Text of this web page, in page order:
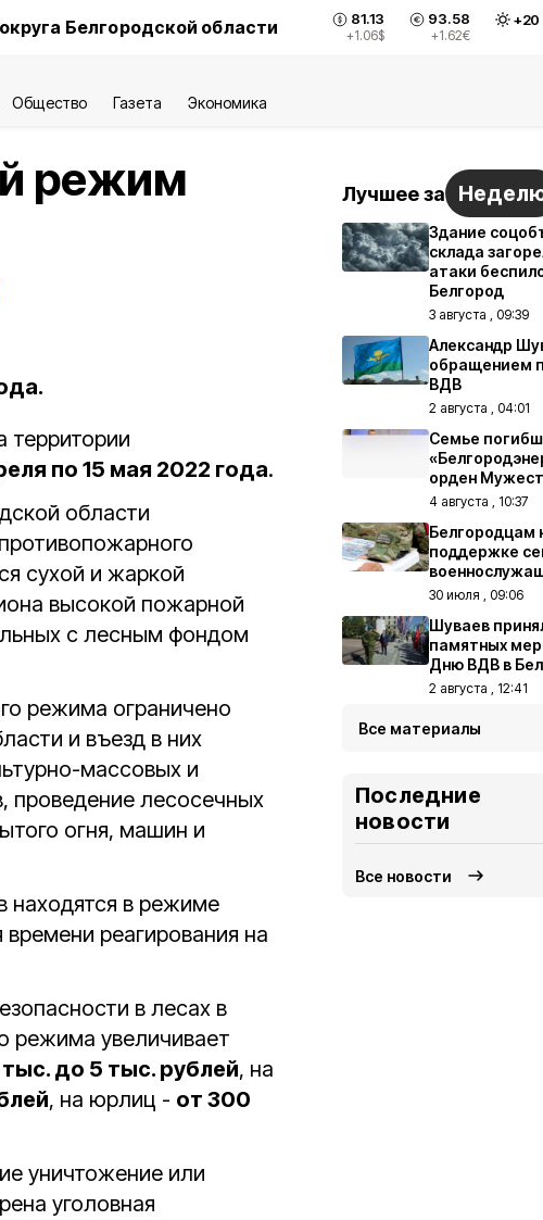
Белгородской области 81.13
+1.06$
93.58
+1.62€
+20
Общество Газета Экономика
режим
по 15 мая 2022 года.
области
сухой и жаркой
высокой пожарной
с лесным фондом
режима ограничено
и въезд в них
массовых и
проведение лесосечных
огня, машин и
находятся в режиме
реагирования на
в лесах в
режима увеличивает
до 5 тыс. рублей, на
, на юрлиц - от 300
уничтожение или
уголовная
Лучшее за
Здание
склада
атаки
Белгород
3 августа , 09:39
Александр
обращением
ВДВ
2 августа , 04:01
Семье
орден
4 августа , 10:37
Белгородцам
поддержке
30 июля , 09:06
Шуваев
памятных
Дню ВДВ в
2 августа , 12:41
Все материалы
Последние
новости
Все новости